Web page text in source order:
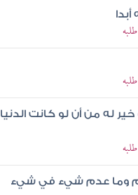
له من أن لو كانت الدنيا
وما عدم شيء في شيء